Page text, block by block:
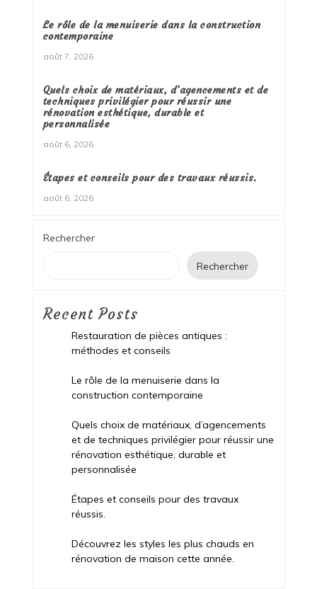
Le rôle de la menuiserie dans la construction
contemporaine
août 7, 2026
Quels choix de matériaux, d’agencements et de
techniques privilégier pour réussir une
rénovation esthétique, durable et
personnalisée
août 6, 2026
Étapes et conseils pour des travaux réussis.
août 6, 2026
Rechercher
Rechercher
Recent Posts
Restauration de pièces antiques :
méthodes et conseils
Le rôle de la menuiserie dans la
construction contemporaine
Quels choix de matériaux, d’agencements
et de techniques privilégier pour réussir une
rénovation esthétique, durable et
personnalisée
Étapes et conseils pour des travaux
réussis.
Découvrez les styles les plus chauds en
rénovation de maison cette année.